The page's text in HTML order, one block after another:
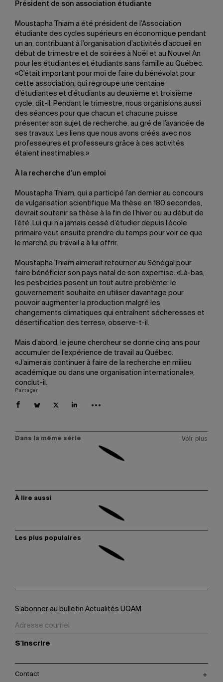
Président de son association étudiante
Moustapha Thiam a été président de l’Association
étudiante des cycles supérieurs en économique pendant
un an, contribuant à l’organisation d’activités d’accueil en
début de trimestre et de soirées à Noël et au Nouvel An
pour les étudiantes et étudiants sans famille au Québec.
«C’était important pour moi de faire du bénévolat pour
cette association, qui regroupe une centaine
d’étudiantes et d’étudiants au deuxième et troisième
cycle, dit-il. Pendant le trimestre, nous organisions aussi
des séances pour que chacun et chacune puisse
présenter son sujet de recherche, au gré de l’avancée de
ses travaux. Les liens que nous avons créés avec nos
professeures et professeurs grâce à ces activités
étaient inestimables.»
À la recherche d’un emploi
Moustapha Thiam, qui a participé l’an dernier au concours
de vulgarisation scientifique Ma thèse en 180 secondes,
devrait soutenir sa thèse à la fin de l’hiver ou au début de
l’été. Lui qui n’a jamais cessé d’étudier depuis l’école
primaire veut ensuite prendre du temps pour voir ce que
le marché du travail a à lui offrir.
Moustapha Thiam aimerait retourner au Sénégal pour
faire bénéficier son pays natal de son expertise. «Là-bas,
les pesticides posent un tout autre problème: le
gouvernement souhaite en utiliser davantage pour
pouvoir augmenter la production malgré les
changements climatiques qui entraînent sécheresses et
désertification des terres», observe-t-il.
Mais d’abord, le jeune chercheur se donne cinq ans pour
accumuler de l’expérience de travail au Québec.
«J’aimerais continuer à faire de la recherche en milieu
académique ou dans une organisation internationale»,
conclut-il.
Partager
Dans la même série Voir plus
À lire aussi
Les plus populaires
S’abonner au bulletin Actualités UQAM
S'inscrire
Contact